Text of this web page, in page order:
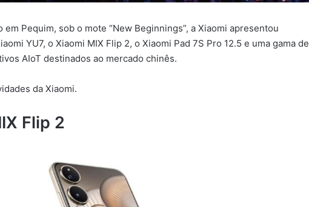
Pequim, sob o mote “New Beginnings”, a Xiaomi apresentou
YU7, o Xiaomi MIX Flip 2, o Xiaomi Pad 7S Pro 12.5 e uma gama de
AIoT destinados ao mercado chinês.
da Xiaomi.
Flip 2